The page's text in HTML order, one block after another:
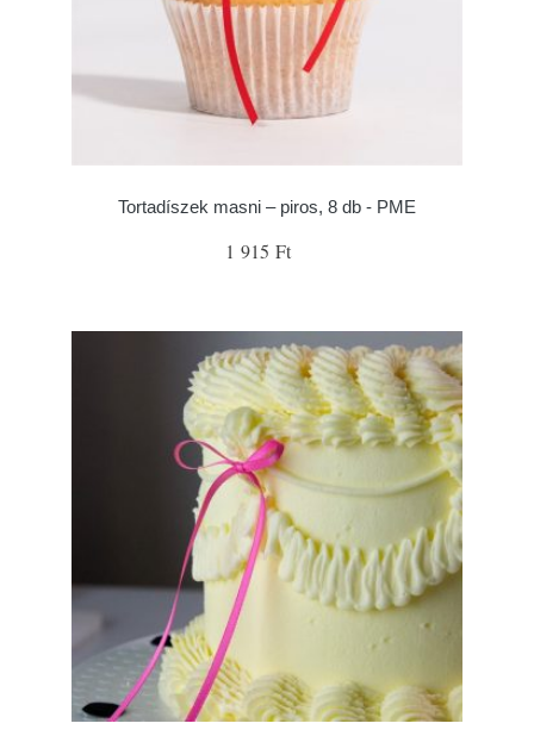
Tortadíszek masni – piros, 8 db - PME
1 915 Ft